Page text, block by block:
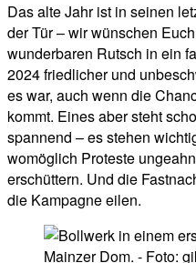
Das alte Jahr ist in seinen
der Tür – wir wünschen
wunderbaren Rutsch in ein
2024 friedlicher und
es war, auch wenn die
kommt. Eines aber steht
spannend – es stehen
womöglich Proteste
erschüttern. Und die
die Kampagne eilen.